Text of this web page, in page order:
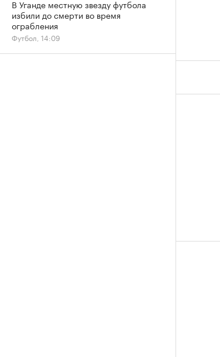
В Уганде местную звезду футбола
избили до смерти во время
ограбления
Футбол, 14:09